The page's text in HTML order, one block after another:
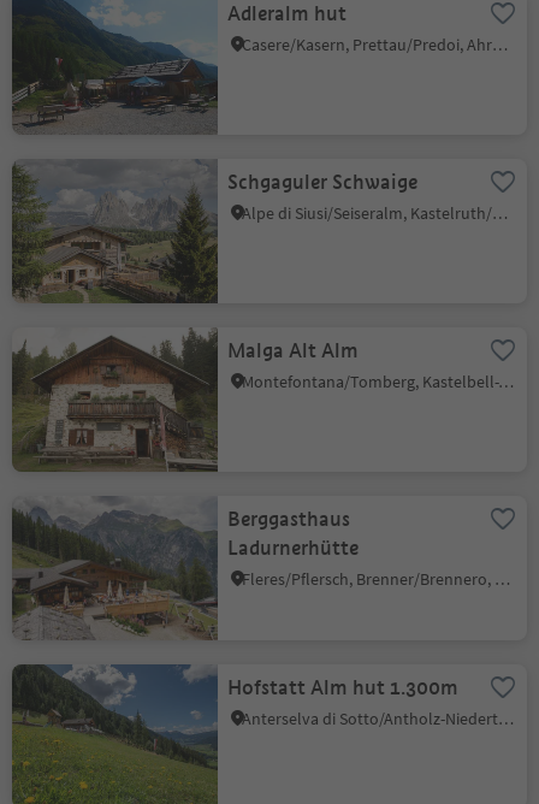
Adleralm hut
Casere/Kasern, Prettau/Predoi, Ahrntal/Valle Aurina
Schgaguler Schwaige
Alpe di Siusi/Seiseralm, Kastelruth/Castelrotto, Dolomites Region Seiser Alm
Malga Alt Alm
Montefontana/Tomberg, Kastelbell-Tschars/Castelbello-Ciardes, Vinschgau/Val Venosta
Berggasthaus
Ladurnerhütte
Fleres/Pflersch, Brenner/Brennero, Sterzing/Vipiteno and environs
Hofstatt Alm hut 1.300m
Anterselva di Sotto/Antholz-Niedertal, Rasen-Antholz/Rasun Anterselva, Dolomites Region Kronplatz/Plan de Corones